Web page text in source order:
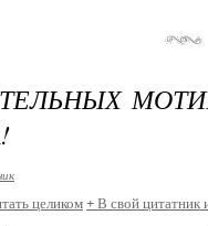
целиком+ В свой цитатник